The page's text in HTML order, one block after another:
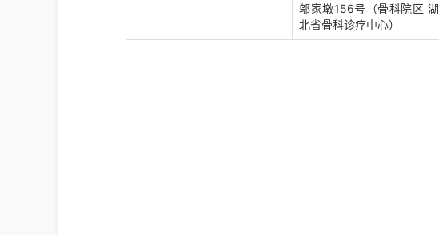
邬家墩156号（骨科院区 湖
北省骨科诊疗中心）